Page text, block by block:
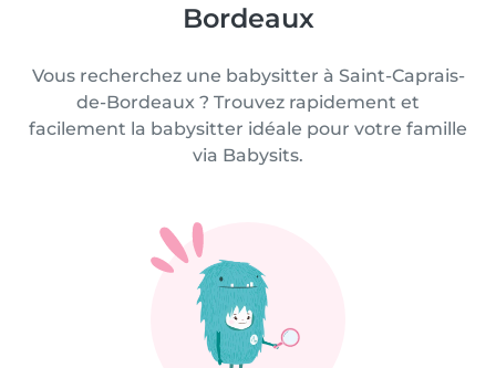
Bordeaux
Vous recherchez une babysitter à Saint-Caprais-
de-Bordeaux ? Trouvez rapidement et
facilement la babysitter idéale pour votre famille
via Babysits.